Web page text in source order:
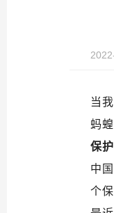
当
蚂
保
中
个